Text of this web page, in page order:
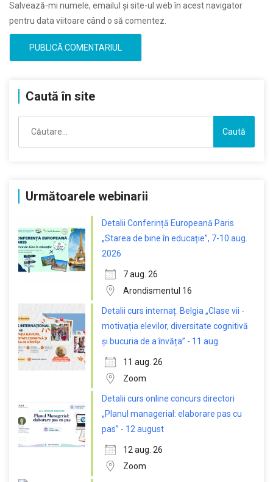
Salvează-mi numele, emailul și site-ul web în acest navigator
pentru data viitoare când o să comentez.
Caută în site
după:
Următoarele webinarii
Detalii Conferință Europeană Paris
„Starea de bine în educație”, 7-10 aug.
2026
7 aug. 26
Arondismentul 16
Detalii curs internaț. Belgia „Clase vii -
motivația elevilor, diversitate cognitivă
și bucuria de a învăța” - 11 aug.
11 aug. 26
Zoom
Detalii curs online concurs directori
„Planul managerial: elaborare pas cu
pas” - 12 august
12 aug. 26
Zoom